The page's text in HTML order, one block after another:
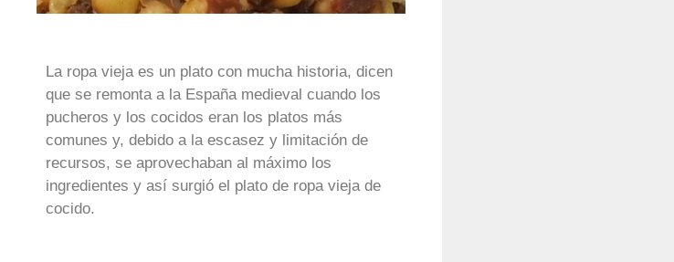
La ropa vieja es un plato con mucha historia, dicen
que se remonta a la España medieval cuando los
pucheros y los cocidos eran los platos más
comunes y, debido a la escasez y limitación de
recursos, se aprovechaban al máximo los
ingredientes y así surgió el plato de ropa vieja de
cocido.